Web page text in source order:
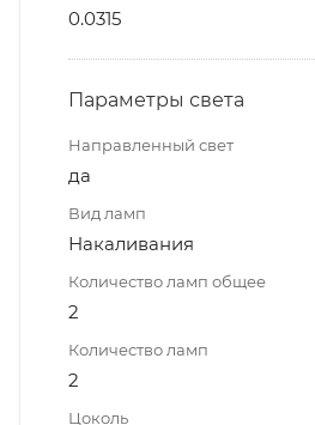
0.0315
Параметры света
Направленный свет
да
Вид ламп
Накаливания
Количество ламп общее
2
Количество ламп
2
Цоколь